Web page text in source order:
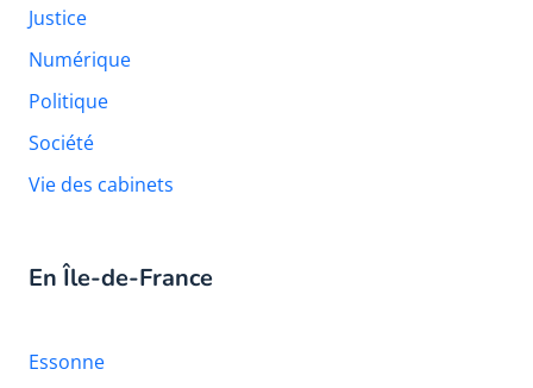
Justice
Numérique
Politique
Société
Vie des cabinets
En Île-de-France
Essonne